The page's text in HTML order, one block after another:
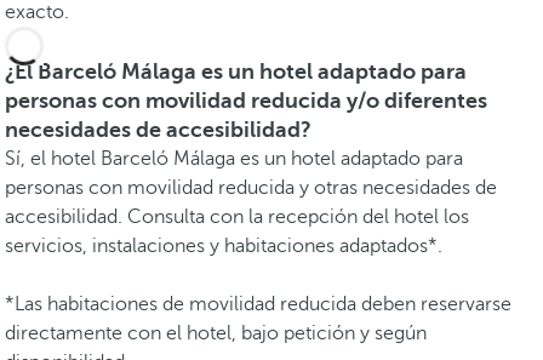
exacto.
¿El Barceló Málaga es un hotel adaptado para
personas con movilidad reducida y/o diferentes
necesidades de accesibilidad?
Sí, el hotel Barceló Málaga es un hotel adaptado para
personas con movilidad reducida y otras necesidades de
accesibilidad. Consulta con la recepción del hotel los
servicios, instalaciones y habitaciones adaptados*.
*Las habitaciones de movilidad reducida deben reservarse
directamente con el hotel, bajo petición y según